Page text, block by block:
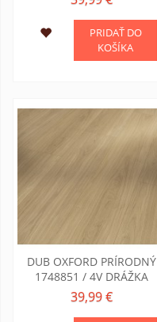
PRIDAŤ DO
KOŠÍKA
DUB OXFORD PRÍRODNÝ
1748851 / 4V DRÁŽKA
39,99 €